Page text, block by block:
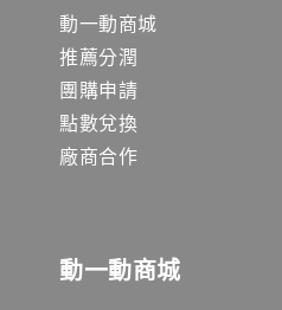
動一動商城
推薦分潤
團購申請
點數兌換
廠商合作
動一動商城